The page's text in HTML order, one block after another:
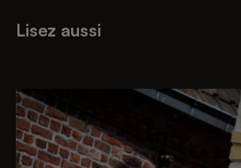
Lisez aussi